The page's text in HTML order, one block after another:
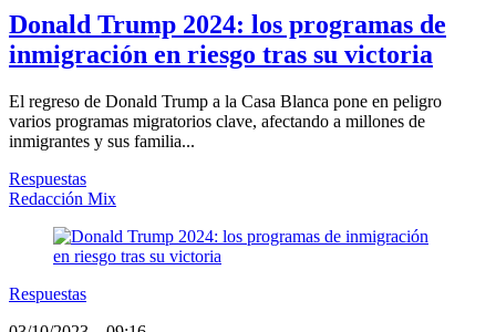
Donald Trump 2024: los programas de
inmigración en riesgo tras su victoria
El regreso de Donald Trump a la Casa Blanca pone en peligro
varios programas migratorios clave, afectando a millones de
inmigrantes y sus familia...
Respuestas
Redacción Mix
Respuestas